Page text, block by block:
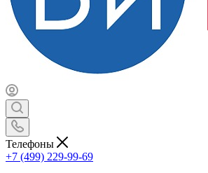
Телефоны
+7 (499) 229-99-69